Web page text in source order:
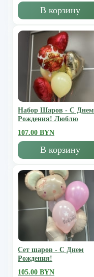
В корзину
Набор Шаров - С Днем
Рождения! Люблю
107.00 BYN
В корзину
Сет шаров - С Днем
Рождения!
105.00 BYN